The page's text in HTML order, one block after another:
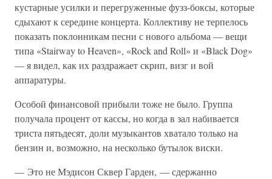
кустарные усилки и перегруженные фузз-боксы, которые
сдыхают к середине концерта. Коллективу не терпелось
показать поклонникам песни с нового альбома — вещи
типа «Stairway to Heaven», «Rock and Roll» и «Black Dog»
— я видел, как их раздражает скрип, визг и вой
аппаратуры.
Особой финансовой прибыли тоже не было. Группа
получала процент от кассы, но когда в зал набивается
триста пятьдесят, доли музыкантов хватало только на
бензин и, возможно, на несколько бутылок виски.
— Это не Мэдисон Сквер Гарден, — сдержанно